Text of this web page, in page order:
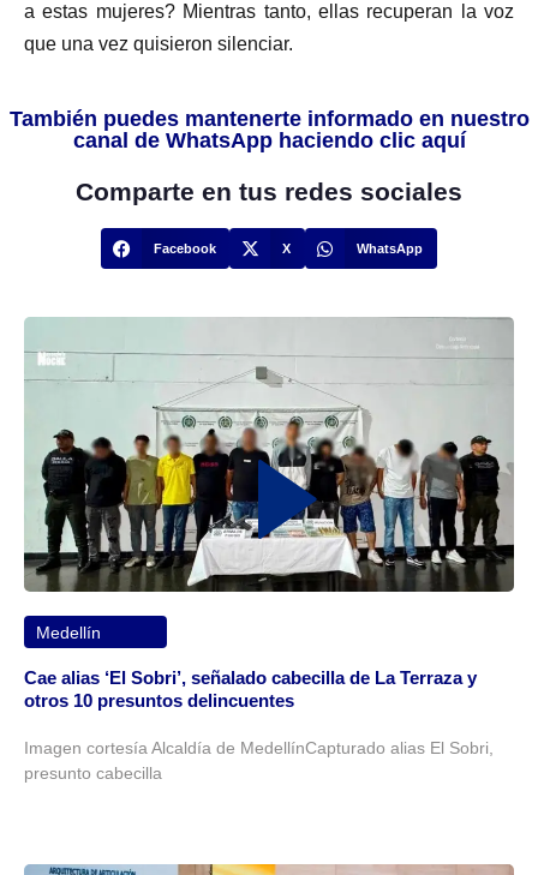
a estas mujeres? Mientras tanto, ellas recuperan la voz
que una vez quisieron silenciar.
También puedes mantenerte informado en nuestro
canal de WhatsApp haciendo clic aquí
Comparte en tus redes sociales
Facebook X WhatsApp
Medellín
Cae alias ‘El Sobri’, señalado cabecilla de La Terraza y
otros 10 presuntos delincuentes
Imagen cortesía Alcaldía de MedellínCapturado alias El Sobri,
presunto cabecilla